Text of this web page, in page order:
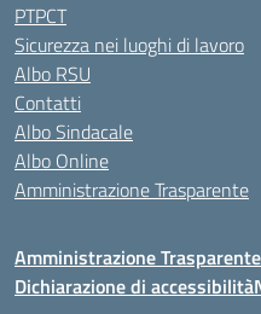
PTPCT
Sicurezza nei luoghi di lavoro
Albo RSU
Contatti
Albo Sindacale
Albo Online
Amministrazione Trasparente
Amministrazione Trasparente
Dichiarazione di accessibilità